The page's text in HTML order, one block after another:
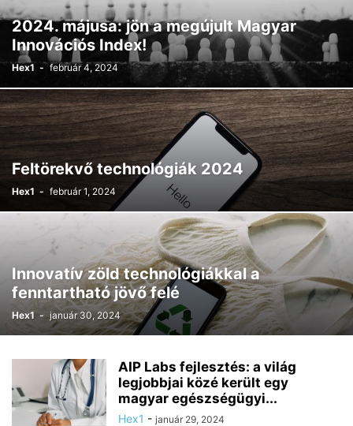
2024. májusa: jön a megújult Magyar
Innovációs Index!
Hex1 - február 4, 2024
Feltörekvő technológiák 2024
Hex1 - február 1, 2024
Innovatív zöld technológiákkal a
fenntartható jövő felé
Hex1 - január 30, 2024
AIP Labs fejlesztés: a világ
legjobbjai közé került egy
magyar egészségügyi...
Hex1 - január 29, 2024